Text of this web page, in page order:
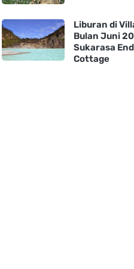
Liburan di
Bulan Juni
Sukarasa
Cottage